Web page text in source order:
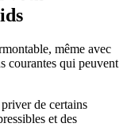
même avec
courantes qui peuvent
de certains
et des